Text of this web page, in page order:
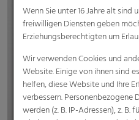
Wenn Sie unter 16 Jahre alt sind
freiwilligen Diensten geben
Erziehungsberechtigten um
Wir verwenden Cookies und
Website. Einige von ihnen sind
helfen, diese Website und Ihre
verbessern. Personenbezogene
werden (z. B. IP-Adressen), z. B.